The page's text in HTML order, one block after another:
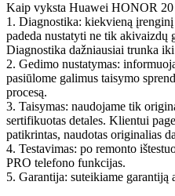
Kaip vyksta Huawei HONOR 20
1. Diagnostika: kiekvieną
padeda nustatyti ne tik akivaizdų
Diagnostika dažniausiai trunka
2. Gedimo nustatymas:
pasiūlome galimus taisymo
procesą.
3. Taisymas: naudojame tik
sertifikuotas detales. Klientui
patikrintas, naudotas originalias
4. Testavimas: po remonto
PRO telefono funkcijas.
5. Garantija: suteikiame garantiją